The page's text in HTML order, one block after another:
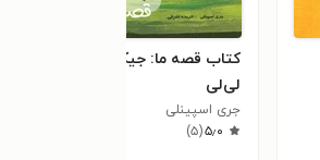
کتاب قصه ما: جیک و
لی‌لی
جری اسپینلی
۵٫۰(۵)